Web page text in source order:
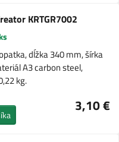
KRTGR7002
dĺžka 340 mm, šírka
A3 carbon steel,
kg.
3,10 €